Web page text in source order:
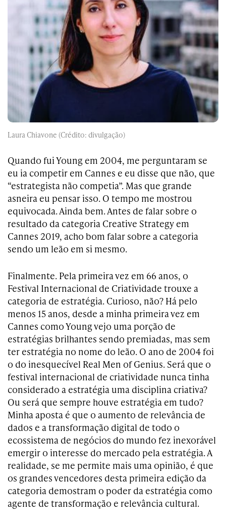
Laura Chiavone (Crédito: divulgação)
Quando fui Young em 2004, me perguntaram se
eu ia competir em Cannes e eu disse que não, que
“estrategista não competia”. Mas que grande
asneira eu pensar isso. O tempo me mostrou
equivocada. Ainda bem. Antes de falar sobre o
resultado da categoria Creative Strategy em
Cannes 2019, acho bom falar sobre a categoria
sendo um leão em si mesmo.
Finalmente. Pela primeira vez em 66 anos, o
Festival Internacional de Criatividade trouxe a
categoria de estratégia. Curioso, não? Há pelo
menos 15 anos, desde a minha primeira vez em
Cannes como Young vejo uma porção de
estratégias brilhantes sendo premiadas, mas sem
ter estratégia no nome do leão. O ano de 2004 foi
o do inesquecível Real Men of Genius. Será que o
festival internacional de criatividade nunca tinha
considerado a estratégia uma disciplina criativa?
Ou será que sempre houve estratégia em tudo?
Minha aposta é que o aumento de relevância de
dados e a transformação digital de todo o
ecossistema de negócios do mundo fez inexorável
emergir o interesse do mercado pela estratégia. A
realidade, se me permite mais uma opinião, é que
os grandes vencedores desta primeira edição da
categoria demostram o poder da estratégia como
agente de transformação e relevância cultural.